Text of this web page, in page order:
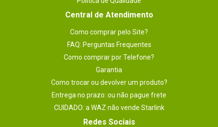
Central de Atendimento
Como comprar pelo Site?
FAQ: Perguntas Frequentes
Como comprar por Telefone?
Garantia
Como trocar ou devolver um produto?
Entrega no prazo: ou não pague frete
CUIDADO: a WAZ não vende Starlink
Redes Sociais